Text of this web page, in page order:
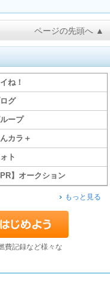
ページの先頭へ ▲
ね！
グ
ープ
カラ＋
ト
PR】オークション
もっと見る
費記録など様々な